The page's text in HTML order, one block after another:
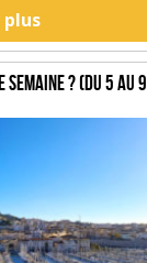
plus
? (du 5 au 9